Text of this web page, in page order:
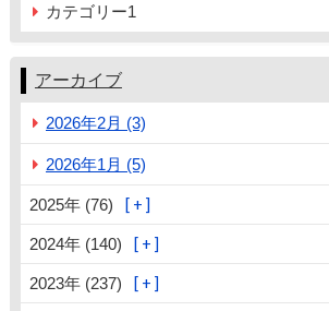
カテゴリー1
アーカイブ
2026年2月 (3)
2026年1月 (5)
2025年 (76)
2024年 (140)
2023年 (237)